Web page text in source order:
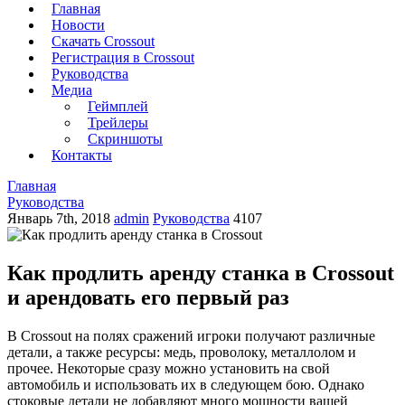
Главная
Новости
Скачать Crossout
Регистрация в Crossout
Руководства
Медиа
Геймплей
Трейлеры
Скриншоты
Контакты
Главная
Руководства
Январь 7th, 2018 admin Руководства 4107
Как продлить аренду станка в Crossout
и арендовать его первый раз
В Crossout на полях сражений игроки получают различные
детали, а также ресурсы: медь, проволоку, металлолом и
прочее. Некоторые сразу можно установить на свой
автомобиль и использовать их в следующем бою. Однако
стоковые детали не добавляют много мощности вашей